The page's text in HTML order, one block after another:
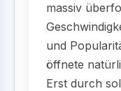
massiv
und
öffnete
Erst durch